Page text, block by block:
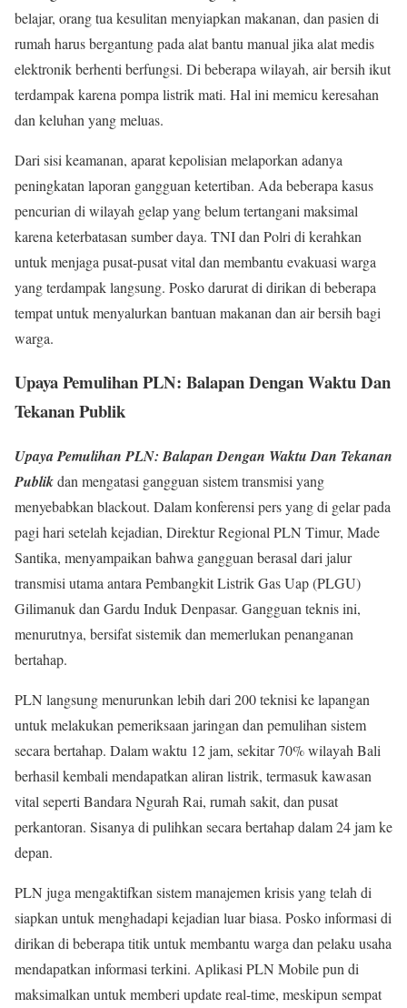
belajar, orang tua kesulitan menyiapkan makanan, dan pasien di
rumah harus bergantung pada alat bantu manual jika alat medis
elektronik berhenti berfungsi. Di beberapa wilayah, air bersih ikut
terdampak karena pompa listrik mati. Hal ini memicu keresahan
dan keluhan yang meluas.
Dari sisi keamanan, aparat kepolisian melaporkan adanya
peningkatan laporan gangguan ketertiban. Ada beberapa kasus
pencurian di wilayah gelap yang belum tertangani maksimal
karena keterbatasan sumber daya. TNI dan Polri di kerahkan
untuk menjaga pusat-pusat vital dan membantu evakuasi warga
yang terdampak langsung. Posko darurat di dirikan di beberapa
tempat untuk menyalurkan bantuan makanan dan air bersih bagi
warga.
Upaya Pemulihan PLN: Balapan Dengan Waktu Dan
Tekanan Publik
Upaya Pemulihan PLN: Balapan Dengan Waktu Dan Tekanan
Publikdan mengatasi gangguan sistem transmisi yang
menyebabkan blackout. Dalam konferensi pers yang di gelar pada
pagi hari setelah kejadian, Direktur Regional PLN Timur, Made
Santika, menyampaikan bahwa gangguan berasal dari jalur
transmisi utama antara Pembangkit Listrik Gas Uap (PLGU)
Gilimanuk dan Gardu Induk Denpasar. Gangguan teknis ini,
menurutnya, bersifat sistemik dan memerlukan penanganan
bertahap.
PLN langsung menurunkan lebih dari 200 teknisi ke lapangan
untuk melakukan pemeriksaan jaringan dan pemulihan sistem
secara bertahap. Dalam waktu 12 jam, sekitar 70% wilayah Bali
berhasil kembali mendapatkan aliran listrik, termasuk kawasan
vital seperti Bandara Ngurah Rai, rumah sakit, dan pusat
perkantoran. Sisanya di pulihkan secara bertahap dalam 24 jam ke
depan.
PLN juga mengaktifkan sistem manajemen krisis yang telah di
siapkan untuk menghadapi kejadian luar biasa. Posko informasi di
dirikan di beberapa titik untuk membantu warga dan pelaku usaha
mendapatkan informasi terkini. Aplikasi PLN Mobile pun di
maksimalkan untuk memberi update real-time, meskipun sempat